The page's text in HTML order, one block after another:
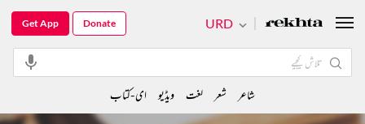
URD
Get App Donate
شاعر شعر لغت ویڈیو ای-کتاب